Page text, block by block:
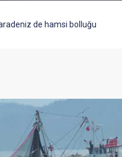
de hamsi bolluğu